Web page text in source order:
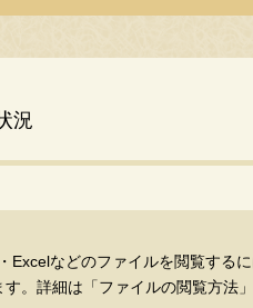
ト 結
況
Excelなどのファイルを閲覧する
。詳細は「ファイルの閲覧方法